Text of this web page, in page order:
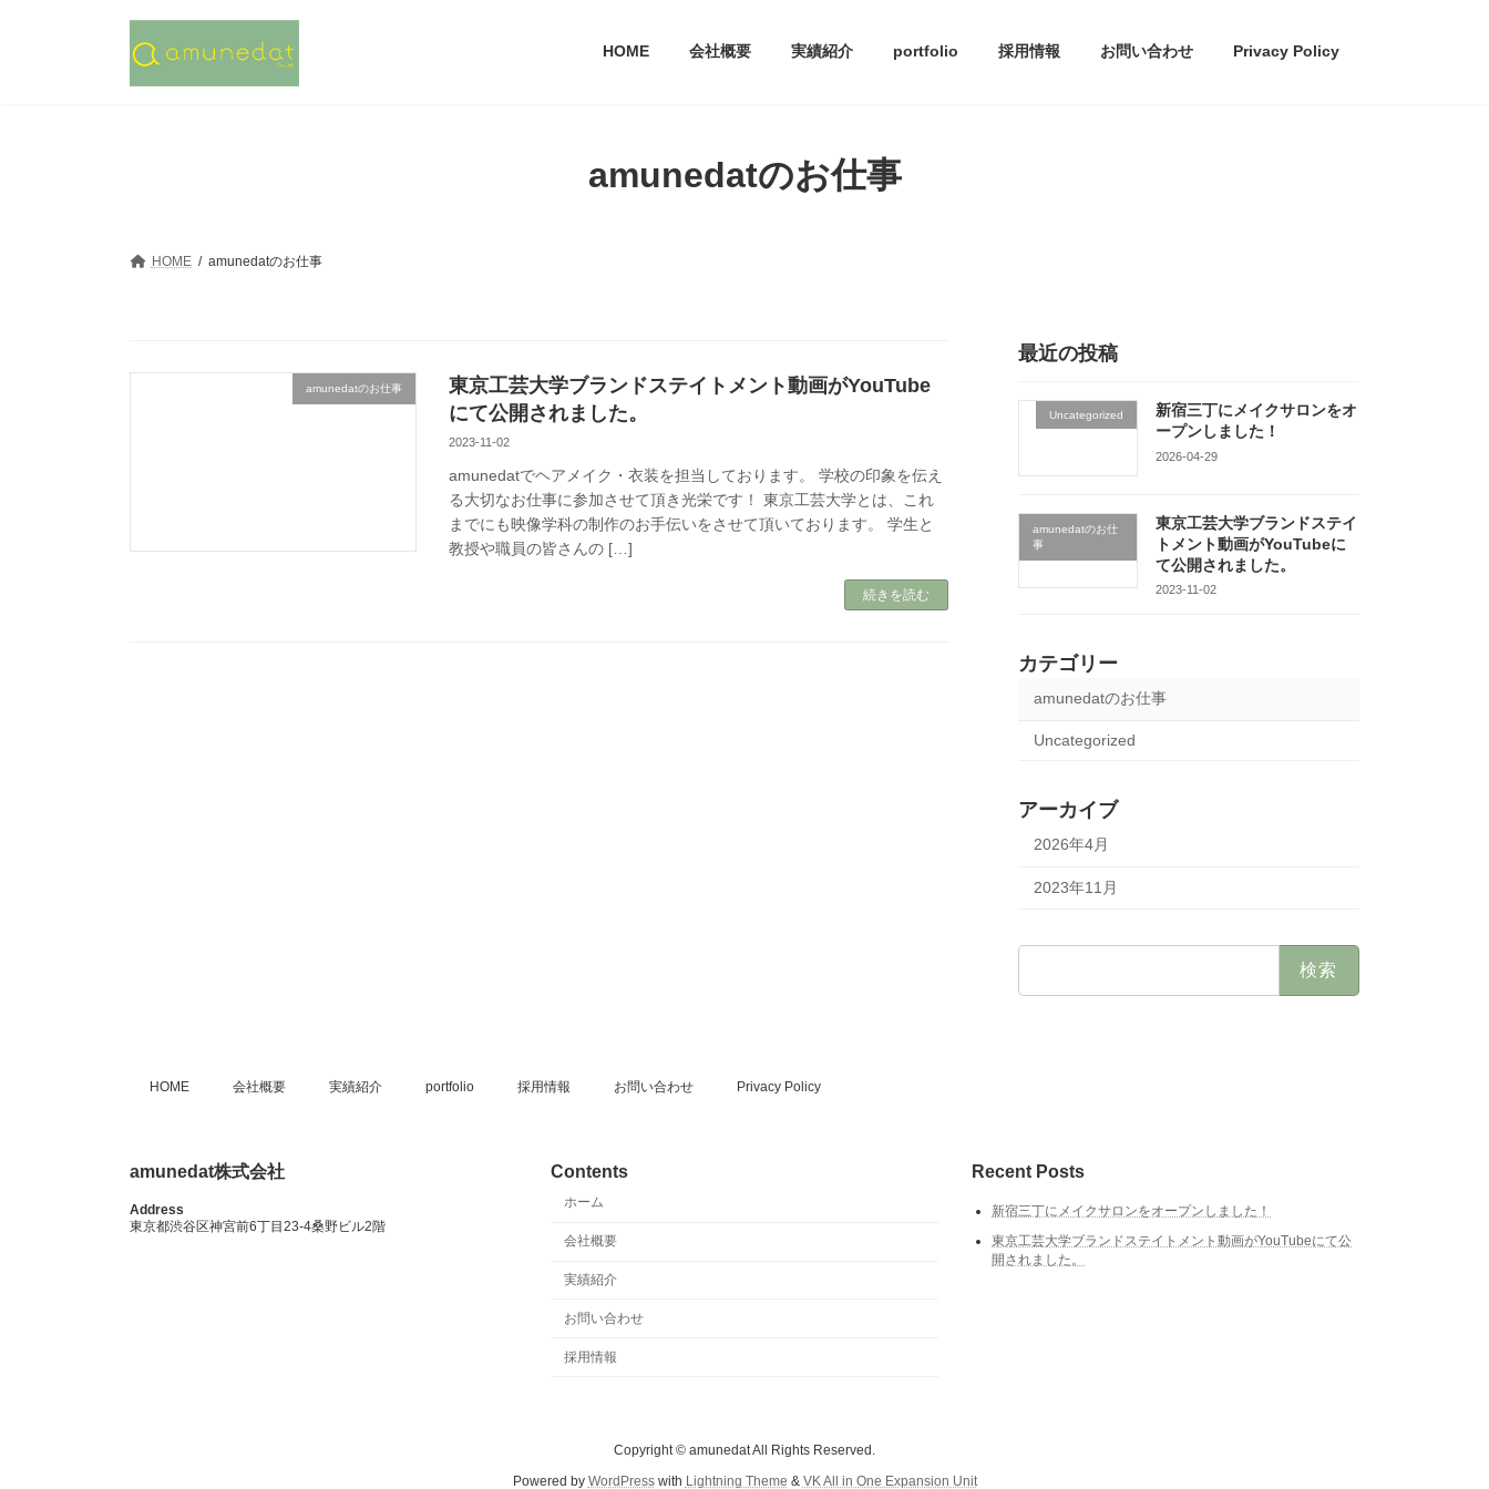
HOME 会社概要 実績紹介 portfolio 採用情報 お問い合わせ Privacy Policy
amunedatのお仕事
HOME amunedatのお仕事
amunedatのお仕事
東京工芸大学ブランドステイトメント動画がYouTube
にて公開されました。
2023-11-02
amunedatでヘアメイク・衣装を担当しております。 学校の印象を伝え
る大切なお仕事に参加させて頂き光栄です！ 東京工芸大学とは、これ
までにも映像学科の制作のお手伝いをさせて頂いております。 学生と
教授や職員の皆さんの […]
続きを読む
最近の投稿
Uncategorized
新宿三丁にメイクサロンをオ
ープンしました！
2026-04-29
amunedatのお仕
事
東京工芸大学ブランドステイ
トメント動画がYouTubeに
て公開されました。
2023-11-02
カテゴリー
amunedatのお仕事
Uncategorized
アーカイブ
2026年4月
2023年11月
HOME 会社概要 実績紹介 portfolio 採用情報 お問い合わせ Privacy Policy
amunedat株式会社
Address
東京都渋谷区神宮前6丁目23-4桑野ビル2階
Contents
ホーム
会社概要
実績紹介
お問い合わせ
採用情報
Recent Posts
新宿三丁にメイクサロンをオープンしました！
東京工芸大学ブランドステイトメント動画がYouTubeにて公
開されました。
Copyright © amunedat All Rights Reserved.
Powered by WordPresswith Lightning Theme & VK All in One Expansion Unit